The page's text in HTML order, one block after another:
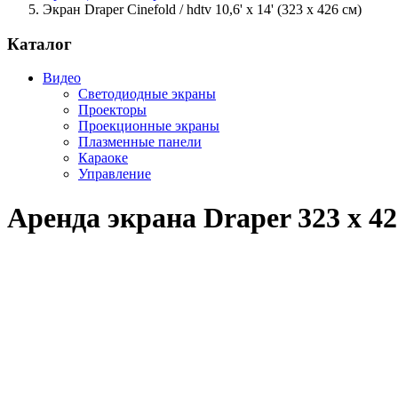
Экран Draper Cinefold / hdtv 10,6' x 14' (323 х 426 см)
Каталог
Видео
Светодиодные экраны
Проекторы
Проекционные экраны
Плазменные панели
Караоке
Управление
Аренда экрана Draper 323 х